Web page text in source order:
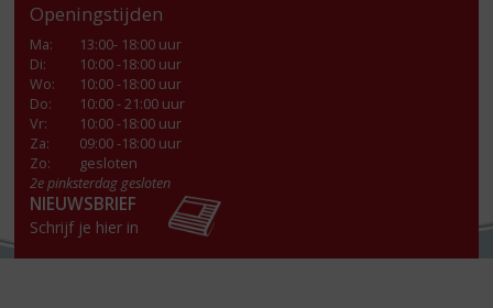
Openingstijden
Ma:
13:00- 18:00 uur
Di:
10:00 -18:00 uur
Wo:
10:00 -18:00 uur
Do:
10:00 - 21:00 uur
Vr:
10:00 -18:00 uur
Za:
09:00 -18:00 uur
Zo:
gesloten
2e pinksterdag gesloten
NIEUWSBRIEF
Schrijf je hier in